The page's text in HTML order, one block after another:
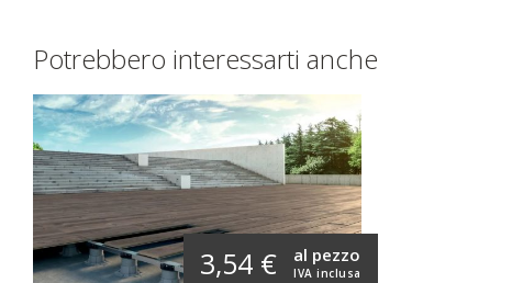
Potrebbero interessarti anche
3,54 € IVA inclusa
al pezzo